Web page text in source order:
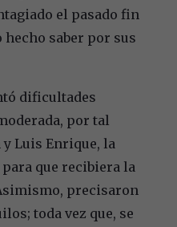
el pasado fin
hecho saber por sus
dificultades
por tal
Luis Enrique, la
que recibiera la
precisaron
toda vez que, se